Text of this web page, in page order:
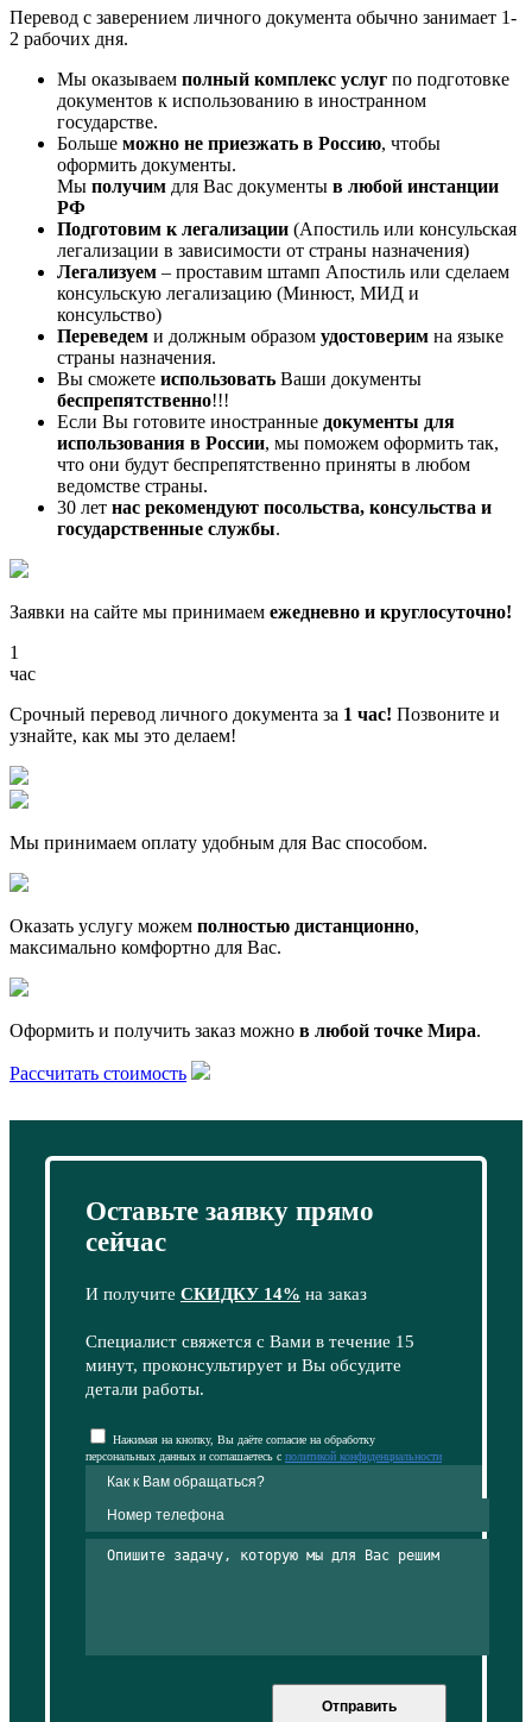
Перевод с заверением личного документа обычно занимает 1-
2 рабочих дня.
Мы оказываем полный комплекс услуг по подготовке
документов к использованию в иностранном
государстве.
Больше можно не приезжать в Россию, чтобы
оформить документы.
Мы получим для Вас документы в любой инстанции
РФ
Подготовим к легализации (Апостиль или консульская
легализации в зависимости от страны назначения)
Легализуем – проставим штамп Апостиль или сделаем
консульскую легализацию (Минюст, МИД и
консульство)
Переведем и должным образом удостоверим на языке
страны назначения.
Вы сможете использовать Ваши документы
беспрепятственно!!!
Если Вы готовите иностранные документы для
использования в России, мы поможем оформить так,
что они будут беспрепятственно приняты в любом
ведомстве страны.
30 лет нас рекомендуют посольства, консульства и
государственные службы.
Заявки на сайте мы принимаем ежедневно и круглосуточно!
1
час
Срочный перевод личного документа за 1 час! Позвоните и
узнайте, как мы это делаем!
Мы принимаем оплату удобным для Вас способом.
Оказать услугу можем полностью дистанционно,
максимально комфортно для Вас.
Оформить и получить заказ можно в любой точке Мира.
Рассчитать стоимость
Оставьте заявку прямо
сейчас
И получите СКИДКУ 14% на заказ
Специалист свяжется с Вами в течение 15
минут, проконсультирует и Вы обсудите
детали работы.
Нажимая на кнопку, Вы даёте согласие на обработку
персональных данных и соглашаетесь с политикой конфиденциальности
Отправить